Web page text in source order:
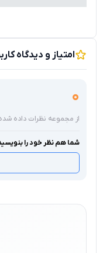
امتیاز و دیدگاه
0
از مجموعه نظرات داده
شما هم نظر خود را